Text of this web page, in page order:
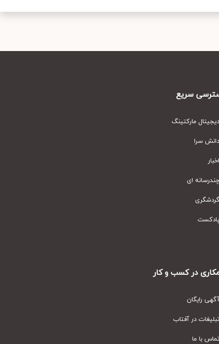
سریع
مارکتینگ
سرا
ای
در کسب و کار
رایگان
در آفتاب
با ما